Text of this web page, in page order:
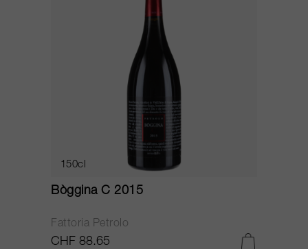
150cl
Bòggina C 2015
Fattoria Petrolo
CHF 88.65